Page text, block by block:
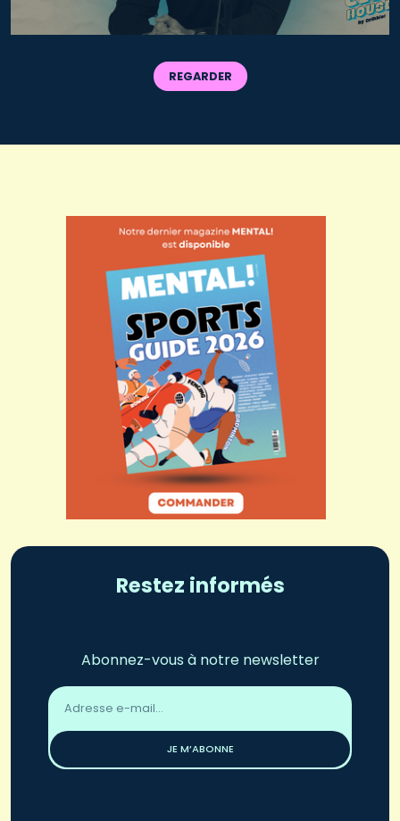
REGARDER
Restez informés
Abonnez-vous à notre newsletter
Adresse
email
JE M’ABONNE